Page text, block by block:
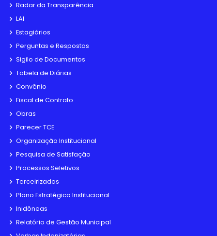
Radar da Transparência
LAI
Estagiários
Perguntas e Respostas
Sigilo de Documentos
Tabela de Diárias
Convênio
Fiscal de Contrato
Obras
Parecer TCE
Organização Institucional
Pesquisa de Satisfação
Processos Seletivos
Terceirizados
Plano Estratégico Institucional
Inidôneas
Relatório de Gestão Municipal